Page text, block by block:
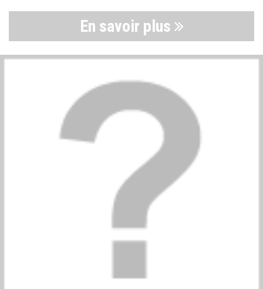
En savoir plus